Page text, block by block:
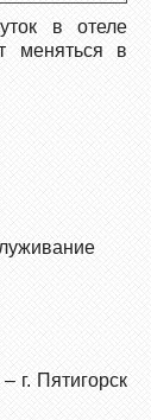
в отеле
меняться в
г. Пятигорск